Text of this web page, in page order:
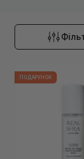
ПОДАРУНОК